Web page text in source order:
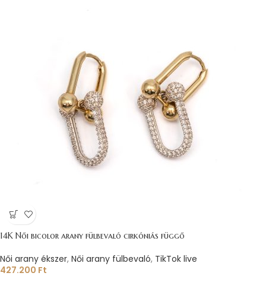
14K Női bicolor arany fülbevaló cirkóniás függő
Női arany ékszer, Női arany fülbevaló, TikTok live
427.200 Ft